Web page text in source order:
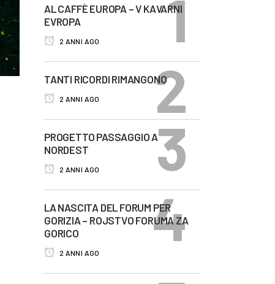
AL CAFFÈ EUROPA – V KAVARNI
EVROPA
2 ANNI AGO
TANTI RICORDI RIMANGONO
2 ANNI AGO
PROGETTO PASSAGGIO A
NORDEST
2 ANNI AGO
LA NASCITA DEL FORUM PER
GORIZIA – ROJSTVO FORUMA ZA
GORICO
2 ANNI AGO